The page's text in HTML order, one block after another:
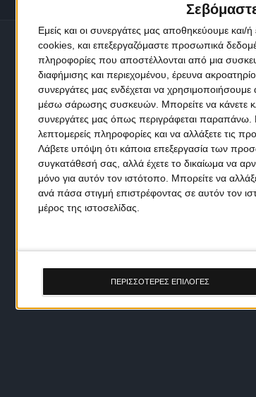
Εμείς και οι συνεργάτες μας αποθηκεύουμε
cookies, και επεξεργαζόμαστε προσωπικά
πληροφορίες που αποστέλλονται από μια
διαφήμισης και περιεχομένου, έρευνα
συνεργάτες μας ενδέχεται να
μέσω σάρωσης συσκευών. Μπορείτε να κάνετε
συνεργάτες μας όπως περιγράφεται παραπάνω.
λεπτομερείς πληροφορίες και να αλλάξετε τις
Λάβετε υπόψη ότι κάποια επεξεργασία των
συγκατάθεσή σας, αλλά έχετε το δικαίωμα να
μόνο για αυτόν τον ιστότοπο. Μπορείτε να
ανά πάσα στιγμή επιστρέφοντας σε αυτόν τον
μέρος της ιστοσελίδας.
ΠΕΡΙΣΣΟΤΕΡΕΣ ΕΠΙΛΟΓΕΣ